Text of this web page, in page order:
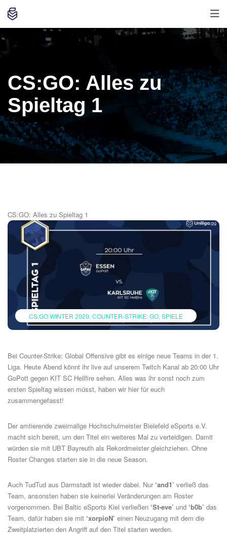
CS:GO: Alles zu
Spieltag 1
CS:GO: Alles zu Spieltag 1
CS:GO WINTER 2020 COUNTER-STRIKE: GO SPIELE
Bei Counter-Strike: Global Offensive gibt es einige neue Teams in der 1.
Liga. Heute Abend könnt ihr live auf unserem Twitch Kanal ab 20:00 Uhr
GoPott gegen KIT SC Hellfire sehen. Alles was ihr sonst noch zum
ersten Spieltag wissen müsst, haben wir hier für euch
zusammengefasst!
Der amtierende zweimalige Hochschulmeister Bielefeld eSports e.V.
macht sich bereit, um den Titel ein weiteres Mal zu verteidigen. Damit
würden sie mit UBT Bayreuth als Rekordmeister gleichziehen. Ohne
Roster Changes starten sie in die neue Season.
Auch TudTud aus Darmstadt ist wieder dabei. Nur ‘and1’ verließ das
Team, ansonsten haben sie keinerlei Veränderungen am Roster
vorgenommen. Bei Baltic eSports Kiel verließen ‘St-eve’ und ‘b0b’ das
Team, dafür haben sie mit ‘xorpioN’ einen Neuzugang mit dem die
Zweitplatzierten den Angriff auf den Titel starten werden.